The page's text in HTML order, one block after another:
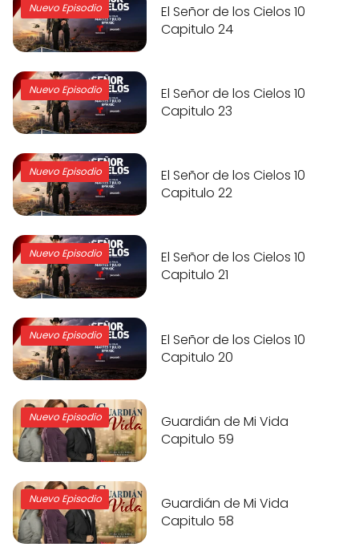
Nuevo Episodio
El Señor de los Cielos 10
Capitulo 24
Nuevo Episodio
El Señor de los Cielos 10
Capitulo 23
Nuevo Episodio
El Señor de los Cielos 10
Capitulo 22
Nuevo Episodio
El Señor de los Cielos 10
Capitulo 21
Nuevo Episodio
El Señor de los Cielos 10
Capitulo 20
Nuevo Episodio
Guardián de Mi Vida
Capitulo 59
Nuevo Episodio
Guardián de Mi Vida
Capitulo 58